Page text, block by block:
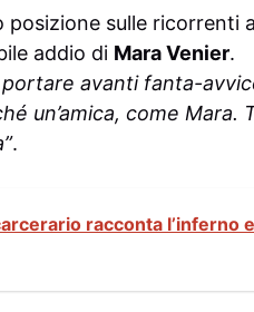
posizione sulle ricorrenti
addio di Mara Venier.
avanti fanta-
un’amica, come Mara.
.
racconta l’inferno